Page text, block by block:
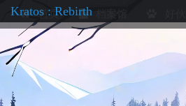
首页
Kratos : Rebirth